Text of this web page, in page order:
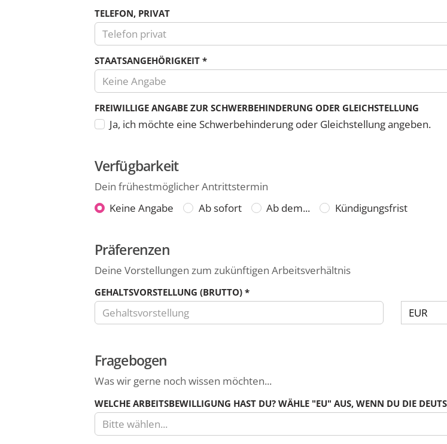
TELEFON, PRIVAT
sind
nur
Zahlen
und
die
Minus,
Klammern
und
das
erlaubt.
STAATSANGEHÖRIGKEIT *
Keine Angabe
FREIWILLIGE ANGABE ZUR SCHWERBEHINDERUNG ODER GLEICHSTELLUNG
Ja, ich möchte eine Schwerbehinderung oder Gleichstellung angeben.
Verfügbarkeit
Dein frühestmöglicher Antrittstermin
Dein
Antrittstermin
Keine Angabe Ab sofort Ab dem... Kündigungsfrist
Präferenzen
Deine Vorstellungen zum zukünftigen Arbeitsverhältnis
GEHALTSVORSTELLUNG (BRUTTO) *
deine
Gehaltsvorstellung
als
Zahl
ein.
Währung
Zeitraum
Fragebogen
Was wir gerne noch wissen möchten...
WELCHE ARBEITSBEWILLIGUNG HAST DU? WÄHLE "EU" AUS, WENN DU DIE
Bitte wählen...